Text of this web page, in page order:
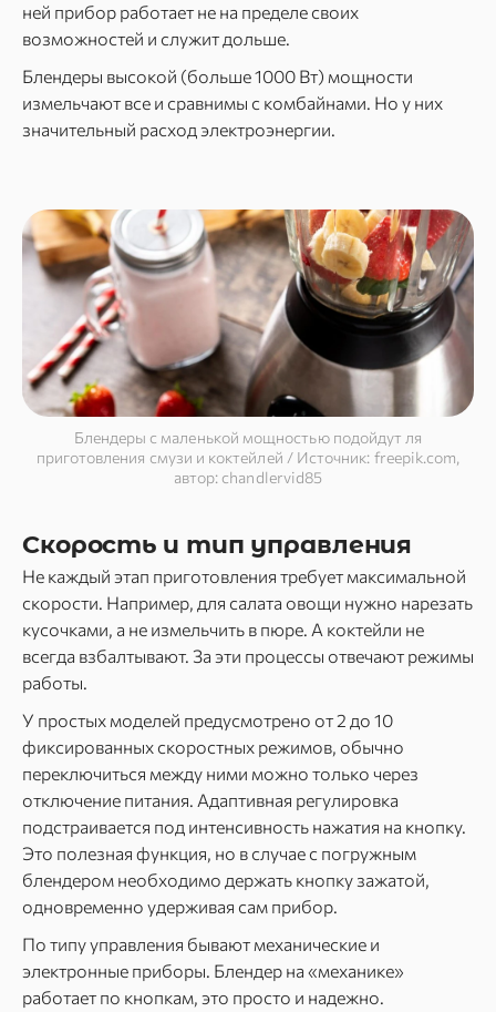
ней прибор работает не на пределе своих
возможностей и служит дольше.
Блендеры высокой (больше 1000 Вт) мощности
измельчают все и сравнимы с комбайнами. Но у них
значительный расход электроэнергии.
Блендеры с маленькой мощностью подойдут ля
приготовления смузи и коктейлей / Источник: freepik.com,
автор: chandlervid85
Скорость и тип управления
Не каждый этап приготовления требует максимальной
скорости. Например, для салата овощи нужно нарезать
кусочками, а не измельчить в пюре. А коктейли не
всегда взбалтывают. За эти процессы отвечают режимы
работы.
У простых моделей предусмотрено от 2 до 10
фиксированных скоростных режимов, обычно
переключиться между ними можно только через
отключение питания. Адаптивная регулировка
подстраивается под интенсивность нажатия на кнопку.
Это полезная функция, но в случае с погружным
блендером необходимо держать кнопку зажатой,
одновременно удерживая сам прибор.
По типу управления бывают механические и
электронные приборы. Блендер на «механике»
работает по кнопкам, это просто и надежно.